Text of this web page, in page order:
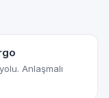
Anlaşmalı